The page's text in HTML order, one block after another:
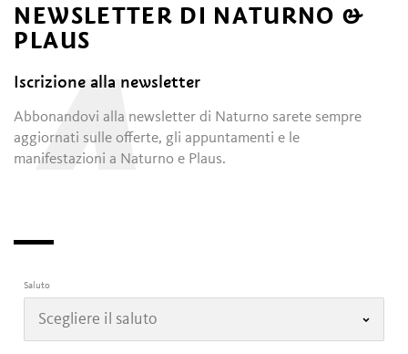
NEWSLETTER DI NATURNO &
PLAUS
Iscrizione alla newsletter
Abbonandovi alla newsletter di Naturno sarete sempre
aggiornati sulle offerte, gli appuntamenti e le
manifestazioni a Naturno e Plaus.
Saluto